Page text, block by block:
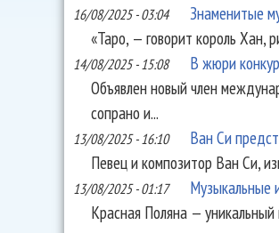
16/08/2025 - 03:04
Знаменитые
«Таро, — говорит король Хан,
14/08/2025 - 15:08
В жюри
Объявлен новый член
сопрано и...
13/08/2025 - 16:10
Ван Си
Певец и композитор Ван Си,
13/08/2025 - 01:17
Музыкальные
Красная Поляна —